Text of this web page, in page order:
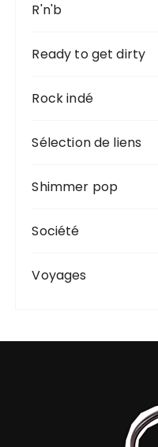
R'n'b
Ready to get dirty
Rock indé
Sélection de liens
Shimmer pop
Société
Voyages